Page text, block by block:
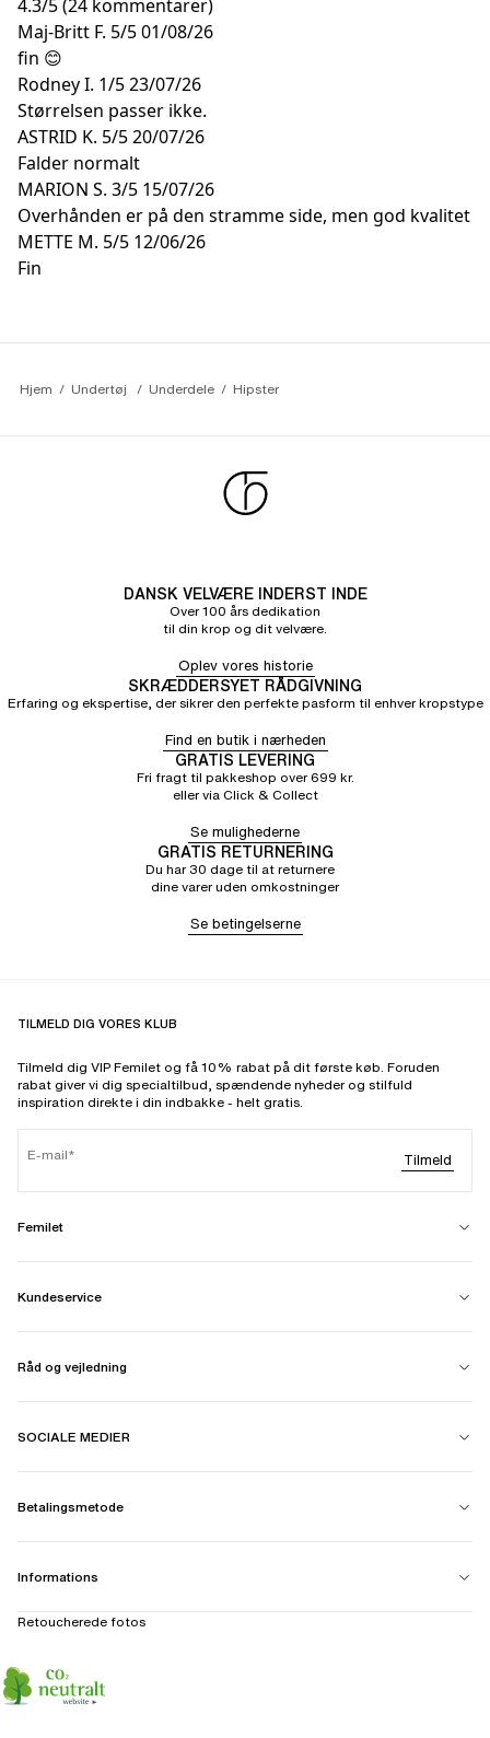
4.3/5(24 kommentarer)
Maj-Britt F. 5/501/08/26
fin 😊
Rodney I. 1/523/07/26
Størrelsen passer ikke.
ASTRID K. 5/520/07/26
Falder normalt
MARION S. 3/5 15/07/26
Overhånden er på den stramme side, men god kvalitet
METTE M. 5/5 12/06/26
Fin
Hjem Undertøj Underdele Hipster
DANSK VELVÆRE INDERST INDE
Over 100 års dedikation
til din krop og dit velvære.
Oplev vores historie
SKRÆDDERSYET RÅDGIVNING
Erfaring og ekspertise, der sikrer den perfekte pasform til enhver kropstype
Find en butik i nærheden
GRATIS LEVERING
Fri fragt til pakkeshop over 699 kr.
eller via Click & Collect
Se mulighederne
GRATIS RETURNERING
Du har 30 dage til at returnere
dine varer uden omkostninger
Se betingelserne
TILMELD DIG VORES KLUB
Tilmeld dig VIP Femilet og få 10% rabat på dit første køb. Foruden
rabat giver vi dig specialtilbud, spændende nyheder og stilfuld
inspiration direkte i din indbakke - helt gratis.
E-mail Tilmeld
Femilet
Kundeservice
Råd og vejledning
SOCIALE MEDIER
Betalingsmetode
Informations
Retoucherede fotos